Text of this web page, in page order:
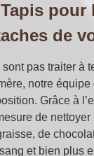
pour
de
pas traiter à
notre
Grâce à
de
de
sang et bien plus